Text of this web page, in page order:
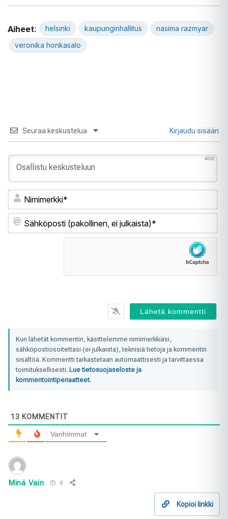
Aiheet: helsinki kaupunginhallitus
nasima razmyar
veronika honkasalo
Seuraa keskustelua Kirjaudu sisään
4000
ei
Kun lähetät kommentin, käsittelemme nimimerkkiäsi,
sähköpostiosoitettasi (ei julkaista), teknisiä tietoja ja kommentin
sisältöä. Kommentti tarkastetaan automaattisesti ja tarvittaessa
toimituksellisesti. Lue tietosuojaseloste ja
kommentointiperiaatteet.
13 KOMMENTIT
Vanhimmat
Minä Vain 8
Kopioi linkki